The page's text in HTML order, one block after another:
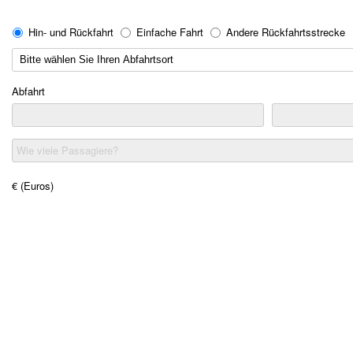
Hin- und Rückfahrt Einfache Fahrt Andere Rückfahrtsstrecke
Abfahrt
Wie viele Passagiere?
€ (Euros)